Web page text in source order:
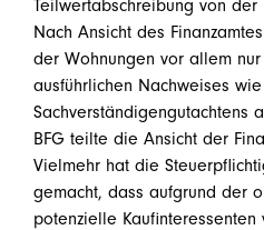
Teilwertabschreibung von der
Nach Ansicht des
der Wohnungen vor allem
ausführlichen Nachweises
Sachverständigengutachtens
BFG teilte die Ansicht der
Vielmehr hat die
gemacht, dass aufgrund der
potenzielle